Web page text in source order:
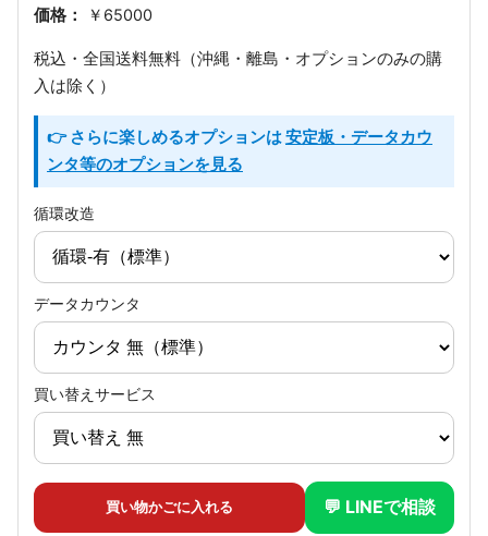
価格： ￥65000
税込・全国送料無料（沖縄・離島・オプションのみの購
入は除く）
👉 さらに楽しめるオプションは安定板・データカウ
ンタ等のオプションを見る
循環改造
データカウンタ
買い替えサービス
買い物かごに入れる 💬 LINEで相談